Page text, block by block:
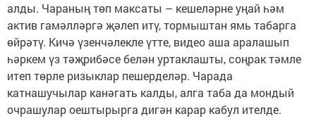
алды. Чараның төп максаты – кешеләрне уңай һәм
актив гамәлләргә җәлеп итү, тормыштан ямь табарга
өйрәтү. Кичә үзенчәлекле үтте, видео аша аралашып
һәркем үз тәҗрибәсе белән уртаклашты, соңрак тәмле
итеп төрле ризыклар пешерделәр. Чарада
катнашучылар канәгать калды, алга таба да мондый
очрашулар оештырырга дигән карар кабул ителде.